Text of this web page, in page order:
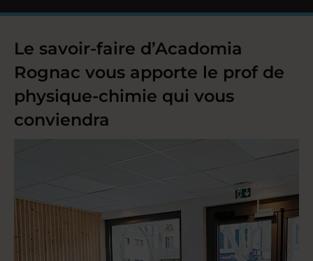
Le savoir-faire d’Acadomia
Rognac vous apporte le prof de
physique-chimie qui vous
conviendra